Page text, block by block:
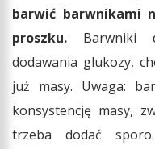
barwić barwnikami
proszku. Barwniki
dodawania glukozy,
już masy. Uwaga:
konsystencję masy,
trzeba dodać